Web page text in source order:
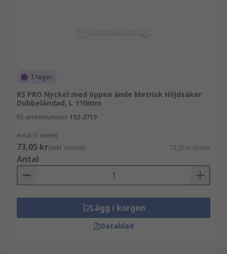
I lager
RS PRO Nyckel med öppen ände Metrisk Höjdsäker
Dubbeländad, L 110mm
RS-artikelnummer 192-3719
Antal (1 enhet)
73,05 kr(exkl. moms) 73,05 kr/enhet
Antal
Lägg i korgen
Datablad